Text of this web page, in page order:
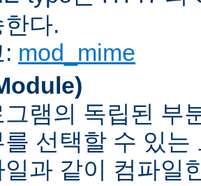
다.
mod_mime
그램의 독립된 부
를 선택할 수 있
일과 같이 컴파일